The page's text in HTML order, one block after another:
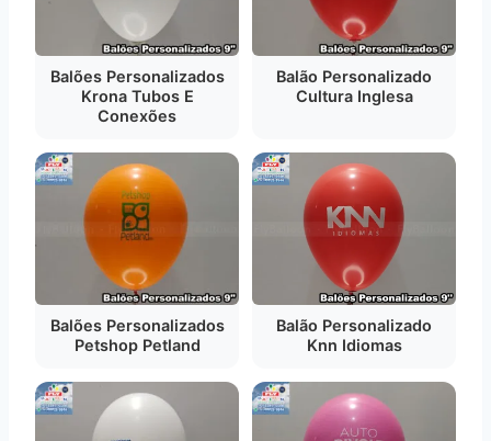
Balões Personalizados
Krona Tubos E
Conexões
Balão Personalizado
Cultura Inglesa
Balões Personalizados
Petshop Petland
Balão Personalizado
Knn Idiomas